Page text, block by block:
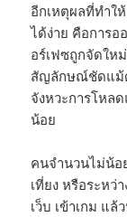
อีกเหตุผลที่ทำใ
ได้ง่าย คือการอ
อร์เฟซถูกจัดให
สัญลักษณ์ชัดแม้
จังหวะการโหล
น้อย
คนจำนวนไม่น้อ
เที่ยง หรือระหว่
เว็บ เข้าเกม แ